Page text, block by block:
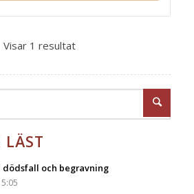
Visar 1 resultat
dödsfall och begravning